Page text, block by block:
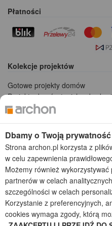
Płatności
Kolekcje projektów
Gotowe projekty domów
Projekty domów tanich w
Projekty domów szeregowych
Projekty domów wielorodzinnych
Projekty domów bliźniaczych
Projekty domów nowoczesnych
Projekty domów parterowych
2026 © ARCHON+ Biuro Projektów -
projekty domów - autorska
przez arch. Barbarę Mendel
Z uwagi na ciągłe doskonalenie
normą ISO 9001), prezentowane na
Dbamy o Twoją prywatność
Strona archon.pl korzysta z
w celu zapewnienia
Możemy również
partnerów w celach
szczególności w celach
Korzystanie z preferencyjnych,
cookies wymaga zgody, którą